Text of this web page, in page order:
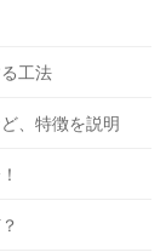
工法
、特徴を説明